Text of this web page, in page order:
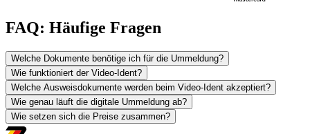
FAQ: Häufige Fragen
Welche Dokumente benötige ich für die Ummeldung?
Wie funktioniert der Video-Ident?
Welche Ausweisdokumente werden beim Video-Ident akzeptiert?
Wie genau läuft die digitale Ummeldung ab?
Wie setzen sich die Preise zusammen?